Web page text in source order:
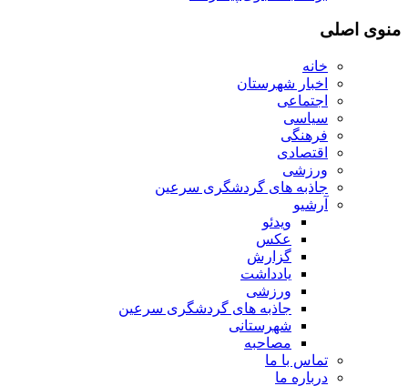
منوی اصلی
خانه
اخبار شهرستان
اجتماعی
سیاسی
فرهنگی
اقتصادی
ورزشی
جاذبه های گردشگری سرعین
آرشیو
ویدئو
عکس
گزارش
یادداشت
ورزشی
جاذبه های گردشگری سرعین
شهرستانی
مصاحبه
تماس با ما
درباره ما